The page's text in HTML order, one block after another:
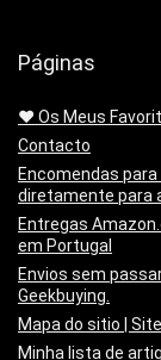
Páginas
❤️ Os Meus
Contacto
Encomendas
diretamente para
Entregas
em Portugal
Envios sem
Geekbuying.
Mapa do sitio |
Minha lista de